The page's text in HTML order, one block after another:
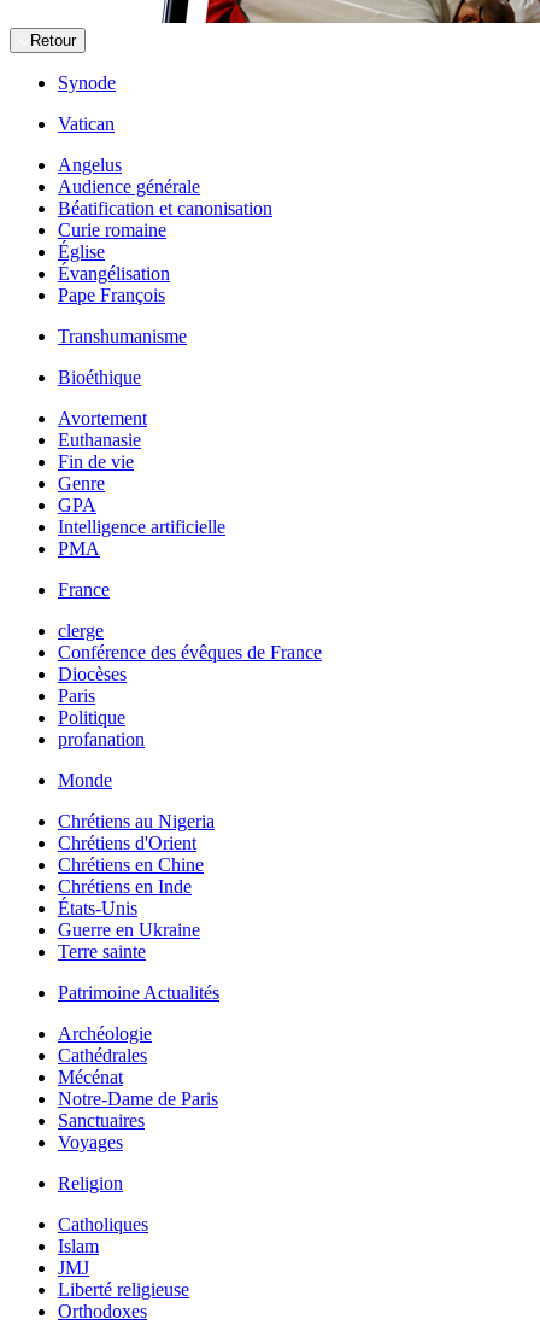
Retour
Synode
Vatican
Angelus
Audience générale
Béatification et canonisation
Curie romaine
Église
Évangélisation
Pape François
Transhumanisme
Bioéthique
Avortement
Euthanasie
Fin de vie
Genre
GPA
Intelligence artificielle
PMA
France
clerge
Conférence des évêques de France
Diocèses
Paris
Politique
profanation
Monde
Chrétiens au Nigeria
Chrétiens d'Orient
Chrétiens en Chine
Chrétiens en Inde
États-Unis
Guerre en Ukraine
Terre sainte
Patrimoine Actualités
Archéologie
Cathédrales
Mécénat
Notre-Dame de Paris
Sanctuaires
Voyages
Religion
Catholiques
Islam
JMJ
Liberté religieuse
Orthodoxes